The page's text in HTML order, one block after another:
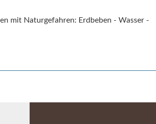
mit Naturgefahren: Erdbeben - Wasser -